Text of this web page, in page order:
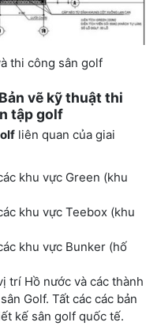
thi công sân golf
vẽ kỹ thuật thi
tập golf
liên quan của giai
khu vực Green (khu
khu vực Teebox (khu
khu vực Bunker (hố
trí Hồ nước và các thành
Golf. Tất các các bản
kế sân golf quốc tế.